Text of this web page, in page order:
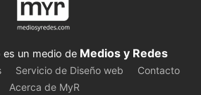
es un medio de Medios y Redes
Servicio de Diseño web
Contacto
Acerca de MyR